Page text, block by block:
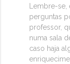
Lembre-
perguntas
professor,
numa sala
caso haja